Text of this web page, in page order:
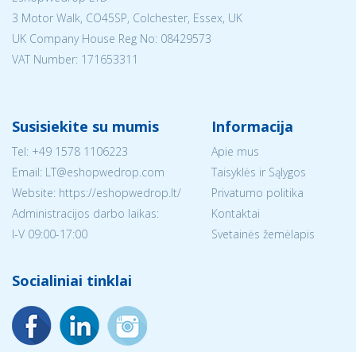
3 Motor Walk, CO45SP, Colchester, Essex, UK
UK Company House Reg No: 08429573
VAT Number: 171653311
Susisiekite su mumis
Tel: +49 1578 1106223
Email: LT@eshopwedrop.com
Website: https://eshopwedrop.lt/
Administracijos darbo laikas:
I-V 09:00-17:00
Informacija
Apie mus
Taisyklės ir Sąlygos
Privatumo politika
Kontaktai
Svetainės žemėlapis
Socialiniai tinklai